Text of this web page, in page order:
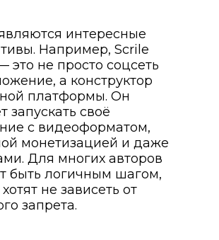
интересные
Например, Scrile
это не просто соцсеть
а конструктор
платформы. Он
запускать своё
с видеоформатом,
монетизацией и даже
Для многих авторов
быть логичным шагом,
не зависеть от
запрета.